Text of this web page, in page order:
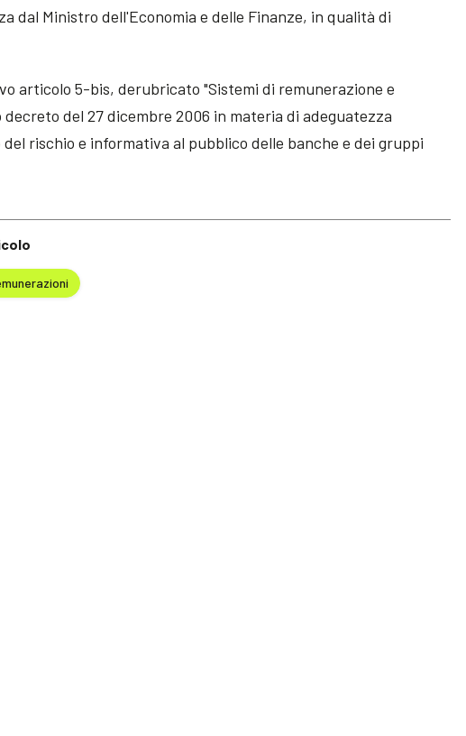
dal Ministro dell'Economia e delle Finanze, in qualità di
articolo 5-bis, derubricato "Sistemi di remunerazione e
del 27 dicembre 2006 in materia di adeguatezza
rischio e informativa al pubblico delle banche e dei gruppi